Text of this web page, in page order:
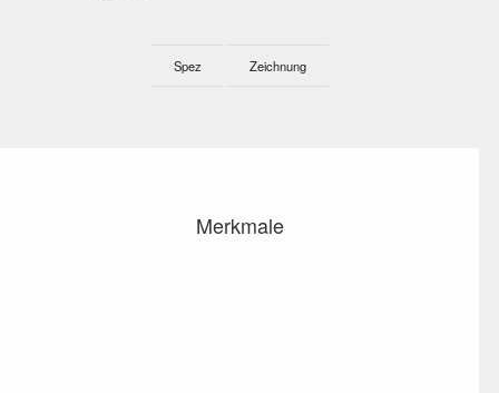
Spez Zeichnung
Merkmale